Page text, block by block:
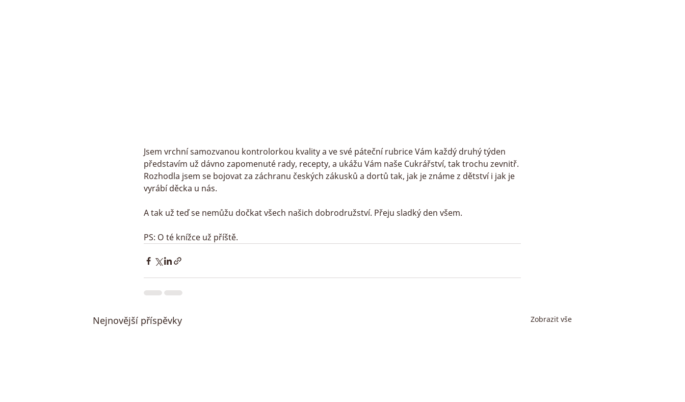
Jsem vrchní samozvanou kontrolorkou kvality a ve své páteční rubrice Vám každý druhý týden
představím už dávno zapomenuté rady, recepty, a ukážu Vám naše Cukrářství, tak trochu zevnitř.
Rozhodla jsem se bojovat za záchranu českých zákusků a dortů tak, jak je známe z dětství i jak je
vyrábí děcka u nás.
A tak už teď se nemůžu dočkat všech našich dobrodružství. Přeju sladký den všem.
PS: O té knížce už příště.
Nejnovější příspěvky Zobrazit vše